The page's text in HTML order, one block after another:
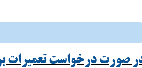
صورت درخواست تعمیرات